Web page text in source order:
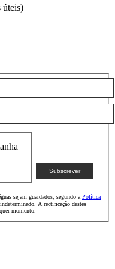
úteis)
sejam guardados, segundo aPolítica
A rectificação destes
momento.